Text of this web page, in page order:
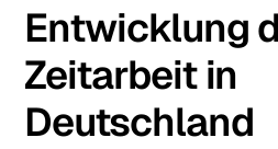
Entwicklung
Zeitarbeit in
Deutschland